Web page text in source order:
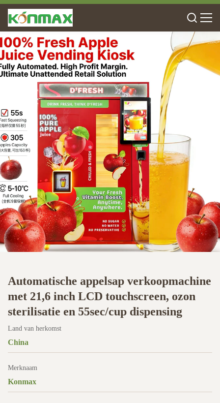
Automatische appelsap verkoopmachine
met 21,6 inch LCD touchscreen, ozon
sterilisatie en 55sec/cup dispensing
Land van herkomst
China
Merknaam
Konmax